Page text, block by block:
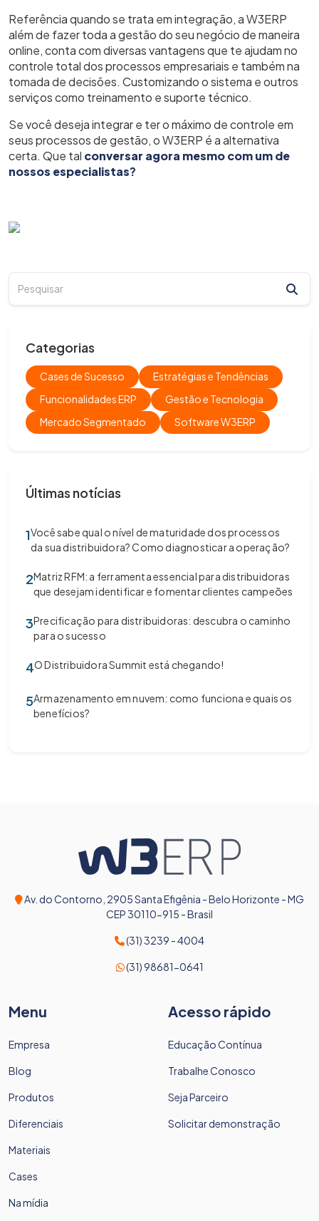
Categorias
Cases de Sucesso
Estratégias e Tendências
Funcionalidades ERP
Gestão e Tecnologia
Mercado Segmentado
Software W3ERP
Últimas notícias
1Você sabe qual o nível de maturidade dos processos
da sua distribuidora? Como diagnosticar a operação?
2Matriz RFM: a ferramenta essencial para distribuidoras
que desejam identificar e fomentar clientes campeões
3Precificação para distribuidoras: descubra o caminho
para o sucesso
4O Distribuidora Summit está chegando!
5Armazenamento em nuvem: como funciona e quais os
benefícios?
Referência quando se trata em integração, a W3ERP
além de fazer toda a gestão do seu negócio de maneira
online, conta com diversas vantagens que te ajudam no
controle total dos processos empresariais e também na
tomada de decisões. Customizando o sistema e outros
serviços como treinamento e suporte técnico.
Se você deseja integrar e ter o máximo de controle em
seus processos de gestão, o W3ERP é a alternativa
certa. Que tal conversar agora mesmo com um de
nossos especialistas?
Av. do Contorno, 2905 Santa Efigênia - Belo Horizonte - MG
CEP 30110-915 - Brasil
(31) 3239 - 4004
(31) 98681-0641
Menu
Empresa
Blog
Produtos
Diferenciais
Materiais
Cases
Na mídia
Acesso rápido
Educação Contínua
Trabalhe Conosco
Seja Parceiro
Solicitar demonstração